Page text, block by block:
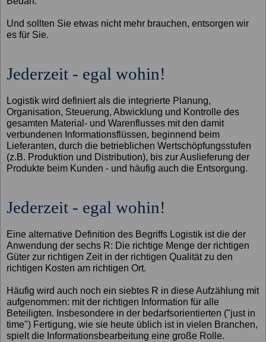
Und sollten Sie etwas nicht mehr brauchen, entsorgen wir
es für Sie.
Jederzeit - egal wohin!
Logistik wird definiert als die integrierte Planung,
Organisation, Steuerung, Abwicklung und Kontrolle des
gesamten Material- und Warenflusses mit den damit
verbundenen Informationsflüssen, beginnend beim
Lieferanten, durch die betrieblichen Wertschöpfungsstufen
(z.B. Produktion und Distribution), bis zur Auslieferung der
Produkte beim Kunden - und häufig auch die Entsorgung.
Jederzeit - egal wohin!
Eine alternative Definition des Begriffs Logistik ist die der
Anwendung der sechs R: Die richtige Menge der richtigen
Güter zur richtigen Zeit in der richtigen Qualität zu den
richtigen Kosten am richtigen Ort.
Häufig wird auch noch ein siebtes R in diese Aufzählung mit
aufgenommen: mit der richtigen Information für alle
Beteiligten. Insbesondere in der bedarfsorientierten ("just in
time") Fertigung, wie sie heute üblich ist in vielen Branchen,
spielt die Informationsbearbeitung eine große Rolle.